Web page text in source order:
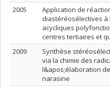
2005
Application de
diastéréosélectives
acycliques
centres tertiaires et
2009
Synthèse
via la chimie des
l&apos;élaboration
narasine